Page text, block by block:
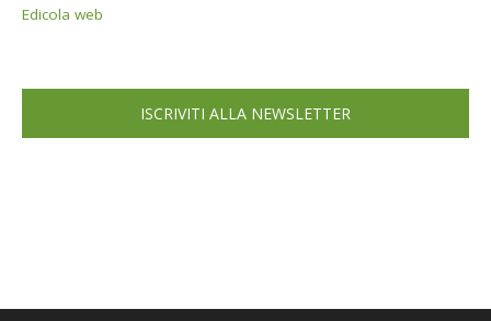
Edicola web
ISCRIVITI ALLA NEWSLETTER